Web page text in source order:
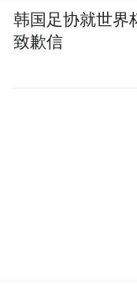
韩国足协就世界
致歉信